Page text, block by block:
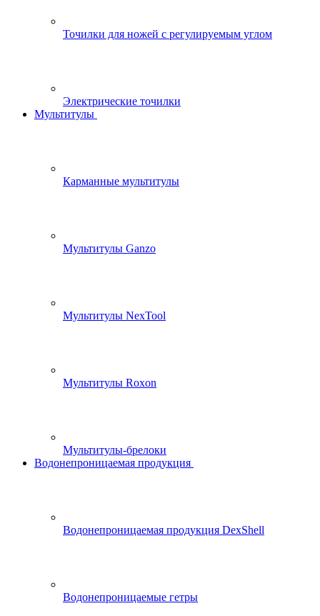
Точилки для ножей с регулируемым углом
Электрические точилки
Мультитулы
Карманные мультитулы
Мультитулы Ganzo
Мультитулы NexTool
Мультитулы Roxon
Мультитулы-брелоки
Водонепроницаемая продукция
Водонепроницаемая продукция DexShell
Водонепроницаемые гетры